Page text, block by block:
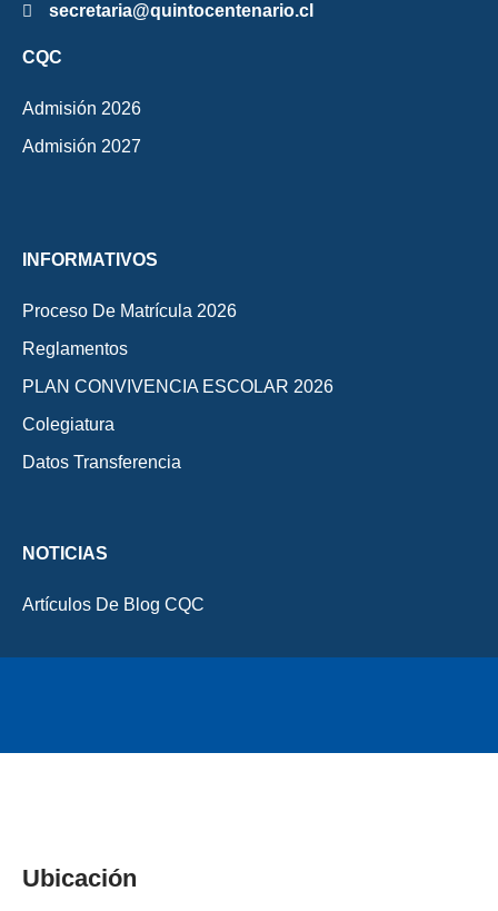
secretaria@quintocentenario.cl
CQC
Admisión 2026
Admisión 2027
INFORMATIVOS
Proceso De Matrícula 2026
Reglamentos
PLAN CONVIVENCIA ESCOLAR 2026
Colegiatura
Datos Transferencia
NOTICIAS
Artículos De Blog CQC
Ubicación